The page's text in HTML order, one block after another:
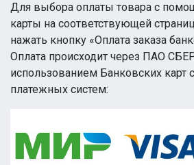
Для выбора оплаты товара с
карты на соответствующей
нажать кнопку «Оплата заказа
Оплата происходит через ПАО
использованием Банковских
платежных систем: